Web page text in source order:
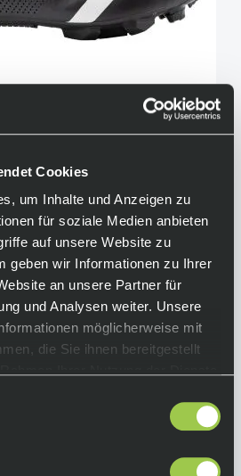
Cookies
um Inhalte und Anzeigen zu
für soziale Medien anbieten
auf unsere Website zu
geben wir Informationen zu Ihrer
an unsere Partner für
und Analysen weiter. Unsere
möglicherweise mit
die Sie ihnen bereitgestellt
Mwst.
den Warenkorb